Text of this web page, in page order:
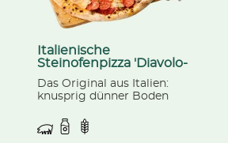
Italienische
Steinofenpizza 'Diavolo-
Das Original aus Italien:
knusprig dünner Boden
Tomatensauce, Mozzarella
und würziger Peperoni-